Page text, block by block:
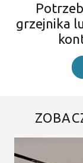
grzejnika